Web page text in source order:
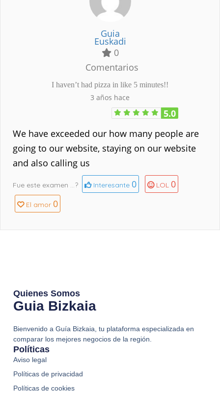
Guia
Euskadi
0
Comentarios
I haven’t had pizza in like 5 minutes!!
3 años hace
5.0
We have exceeded our how many people are
going to our website, staying on our website
and also calling us
Fue este examen ...? Interesante 0 LOL 0
El amor 0
Quienes Somos
Guia Bizkaia
Bienvenido a Guía Bizkaia, tu plataforma especializada en
comparar los mejores negocios de la región.
Políticas
Aviso legal
Políticas de privacidad
Políticas de cookies